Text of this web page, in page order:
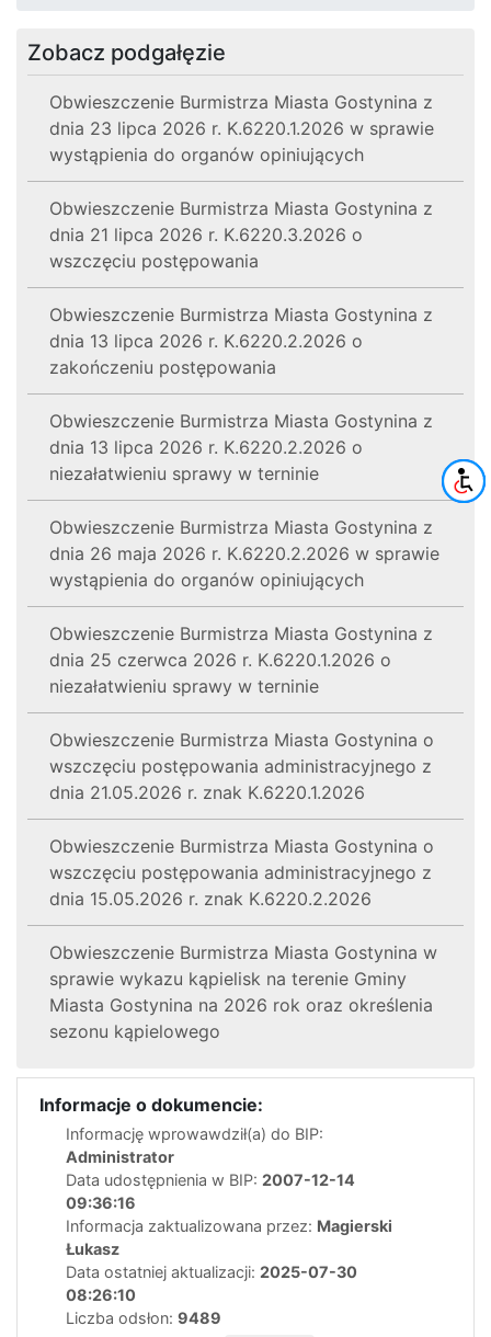
Zobacz podgałęzie
Obwieszczenie Burmistrza Miasta Gostynina z
dnia 23 lipca 2026 r. K.6220.1.2026 w sprawie
wystąpienia do organów opiniujących
Obwieszczenie Burmistrza Miasta Gostynina z
dnia 21 lipca 2026 r. K.6220.3.2026 o
wszczęciu postępowania
Obwieszczenie Burmistrza Miasta Gostynina z
dnia 13 lipca 2026 r. K.6220.2.2026 o
zakończeniu postępowania
Obwieszczenie Burmistrza Miasta Gostynina z
dnia 13 lipca 2026 r. K.6220.2.2026 o
niezałatwieniu sprawy w terninie
Obwieszczenie Burmistrza Miasta Gostynina z
dnia 26 maja 2026 r. K.6220.2.2026 w sprawie
wystąpienia do organów opiniujących
Obwieszczenie Burmistrza Miasta Gostynina z
dnia 25 czerwca 2026 r. K.6220.1.2026 o
niezałatwieniu sprawy w terninie
Obwieszczenie Burmistrza Miasta Gostynina o
wszczęciu postępowania administracyjnego z
dnia 21.05.2026 r. znak K.6220.1.2026
Obwieszczenie Burmistrza Miasta Gostynina o
wszczęciu postępowania administracyjnego z
dnia 15.05.2026 r. znak K.6220.2.2026
Obwieszczenie Burmistrza Miasta Gostynina w
sprawie wykazu kąpielisk na terenie Gminy
Miasta Gostynina na 2026 rok oraz określenia
sezonu kąpielowego
Informacje o dokumencie:
Informację wprowawdził(a) do BIP:
Administrator
Data udostępnienia w BIP: 2007-12-14
09:36:16
Informacja zaktualizowana przez: Magierski
Łukasz
Data ostatniej aktualizacji: 2025-07-30
08:26:10
Liczba odsłon: 9489